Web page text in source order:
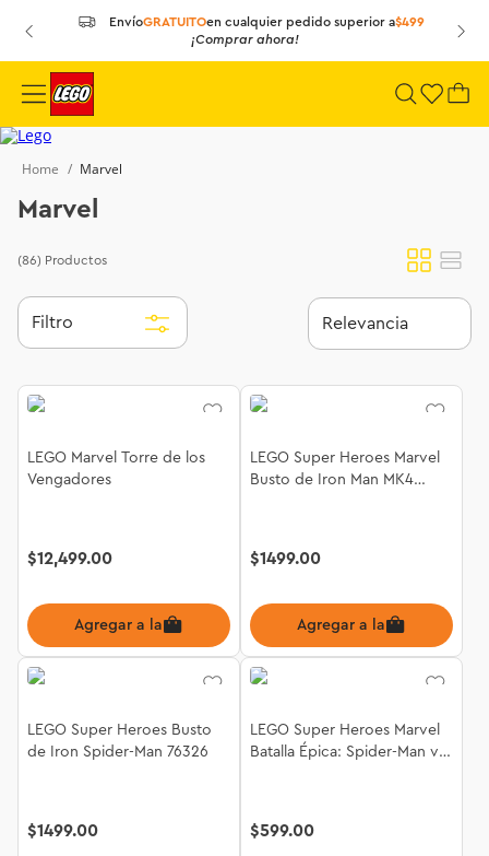
EnvíoGRATUITOen cualquierpedido superior a$499
¡Comprar ahora!
Marvel
Marvel
(86) Productos
Filtro Relevancia
LEGO Marvel Torre de los
Vengadores
$12,499.00
Agregar a la bolsa
LEGO Super Heroes Marvel
Busto de Iron Man MK4
$1499.00
Agregar a la bolsa
LEGO Super Heroes Busto
de Iron Spider-Man 76326
$1499.00
LEGO Super Heroes Marvel
Batalla Épica: Spider-Man vs.
$599.00